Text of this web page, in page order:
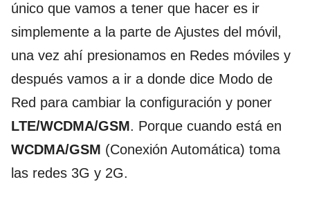
único que vamos a tener que hacer es ir
simplemente a la parte de Ajustes del móvil,
una vez ahí presionamos en Redes móviles y
después vamos a ir a donde dice Modo de
Red para cambiar la configuración y poner
LTE/WCDMA/GSM. Porque cuando está en
WCDMA/GSM (Conexión Automática) toma
las redes 3G y 2G.